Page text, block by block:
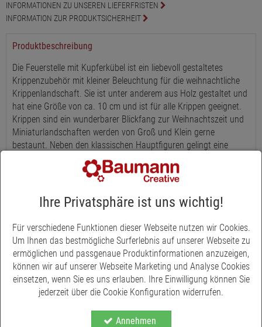
INFORMATIONEN ZU UNSEREN LIEFERFRISTEN
INFORMATION ZUR PRODUKTSICHERHEIT
Produktbeschreibung
Die Feuerstelle mit Kupferkübel ist ein liebevoll gestaltetes
Krippenzubehör mit kleiner Beleuchtung für die weihnachtliche
Krippenlandschaft. Sie ist unter anderem aus Holz gestaltet und
hat eine Größe von ca. 10 cm und ist für alle Krippen geeignet.
Krippen sind ein wunderbarer Blickfang zur Weihnachtszeit und
Miniaturlandschaften werden von Groß und Klein gerne
bestaunt. Neben den klassischen Hauptfiguren gelingt eine
liebevolle und individuelle Gestaltung der Krippenlandschaften
mit Zubehör wie Brücken, Zäunen, Bäumen, Werkzeugen,
Lampen mit Elektrik, Feuerstellen, Brunnen usw. Bei uns im
Online-Shop finden Sie eine große Auswahl an Krippenzubehör
und Zusatzfiguren.
Ihre Privatsphäre ist uns wichtig!
Für verschiedene Funktionen dieser Webseite nutzen wir Cookies.
Um Ihnen das bestmögliche Surferlebnis auf unserer Webseite zu
ermöglichen und passgenaue Produktinformationen anzuzeigen,
können wir auf unserer Webseite Marketing und Analyse Cookies
einsetzen, wenn Sie es uns erlauben. Ihre Einwilligung können Sie
jederzeit über die Cookie Konfiguration widerrufen.
Annehmen